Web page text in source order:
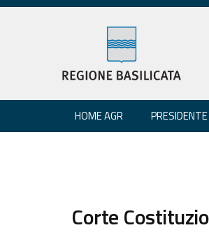
HOME AGR
Corte